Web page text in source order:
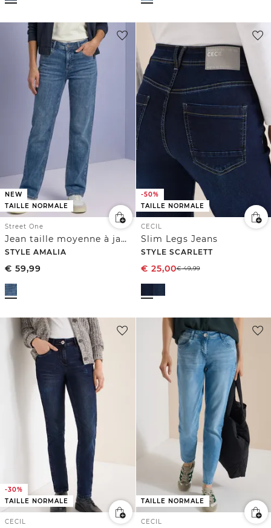
NEW
TAILLE NORMALE
Street One
Jean taille moyenne à jambes Straight Leg, coupe décontractée
STYLE AMALIA
€ 59,99
-50%
TAILLE NORMALE
CECIL
Slim Legs Jeans
STYLE SCARLETT
€ 25,00€49,99
-30%
TAILLE NORMALE
CECIL
TAILLE NORMALE
CECIL